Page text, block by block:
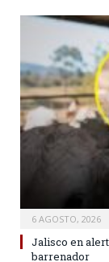
6 AGOSTO, 2026
Jalisco en
barrenador